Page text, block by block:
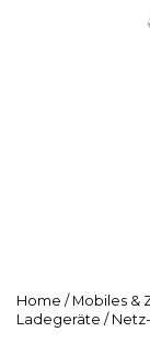
Home / Mobiles &
Ladegeräte /